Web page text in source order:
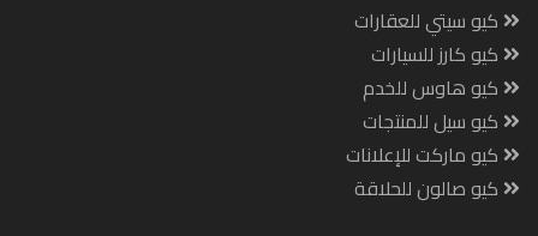
كيو سيتي للعقارات
كيو كارز للسيارات
كيو هاوس للخدم
كيو سيل للمنتجات
كيو ماركت للإعلانات
كيو صالون للحلاقة